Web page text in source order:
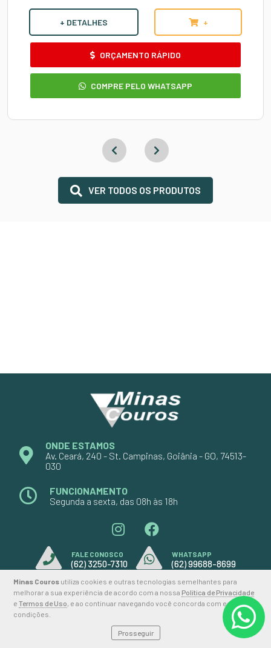
Minas Couros utiliza cookies e outras tecnologias semelhantes para
melhorar a sua experiência de acordo com a nossa Política de Privacidade
e Termos de Uso, e ao continuar navegando você concorda com estas
condições.
Prosseguir
+ DETALHES +
ORÇAMENTO RÁPIDO
COMPRE PELO WHATSAPP
VER TODOS OS PRODUTOS
ONDE ESTAMOS
Av. Ceará, 240 - St. Campinas, Goiânia - GO, 74513-
030
FUNCIONAMENTO
Segunda a sexta, das 08h às 18h
FALE CONOSCO
(62) 3250-7310
WHATSAPP
(62) 99688-8699
2026 © MINAS COUROS